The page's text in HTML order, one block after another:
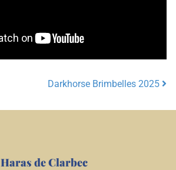
Darkhorse Brimbelles 2025
Haras de Clarbec